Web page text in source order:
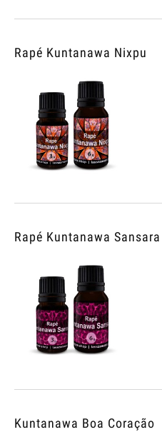
Rapé Kuntanawa Nixpu
Rapé Kuntanawa Sansara
Kuntanawa Boa Coração